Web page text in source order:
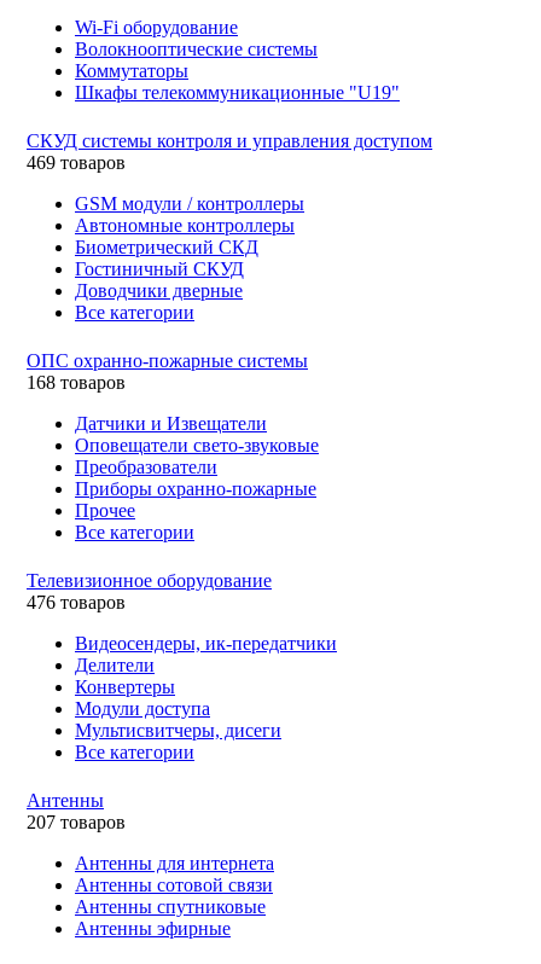
Wi-Fi оборудование
Волокнооптические системы
Коммутаторы
Шкафы телекоммуникационные "U19"
СКУД системы контроля и управления доступом
469 товаров
GSM модули / контроллеры
Автономные контроллеры
Биометрический СКД
Гостиничный СКУД
Доводчики дверные
Все категории
ОПС охранно-пожарные системы
168 товаров
Датчики и Извещатели
Оповещатели свето-звуковые
Преобразователи
Приборы охранно-пожарные
Прочее
Все категории
Телевизионное оборудование
476 товаров
Видеосендеры, ик-передатчики
Делители
Конвертеры
Модули доступа
Мультисвитчеры, дисеги
Все категории
Антенны
207 товаров
Антенны для интернета
Антенны сотовой связи
Антенны спутниковые
Антенны эфирные